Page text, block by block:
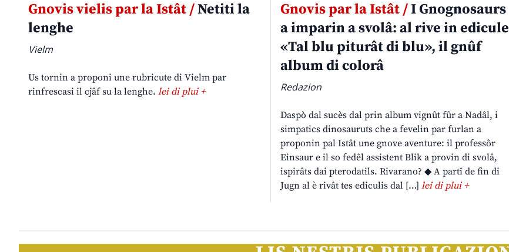
Gnovis vielis par la Istât /Netiti la
lenghe
Vielm
Us tornin a proponi une rubricute di Vielm par
rinfrescasi il cjâf su la lenghe. lei di plui +
Gnovis par la Istât /I Gnognosaurs
a imparin a svolâ: al rive in edicule
«Tal blu piturât di blu», il gnûf
album di colorâ
Redazion
Daspò dal sucès dal prin album vignût fûr a Nadâl, i
simpatics dinosauruts che a fevelin par furlan a
proponin pal Istât une gnove aventure: il professôr
Einsaur e il so fedêl assistent Blik a provin di svolâ,
ispirâts dai pterodatils. Rivarano? ◆ A partî de fin di
Jugn al è rivât tes ediculis dal […] lei di plui +